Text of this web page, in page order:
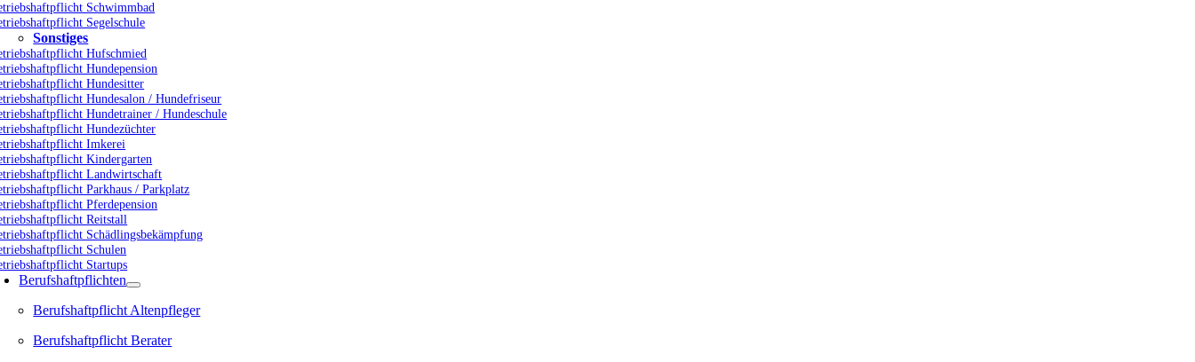
Schwimmbad
Segelschule
Sonstiges
Hufschmied
Hundepension
Hundesitter
Hundesalon / Hundefriseur
Hundetrainer / Hundeschule
Hundezüchter
Imkerei
Kindergarten
Landwirtschaft
Parkhaus / Parkplatz
Pferdepension
Reitstall
Schädlingsbekämpfung
Schulen
Startups
Berufshaftpflichten
Berufshaftpflicht Altenpfleger
Berufshaftpflicht Berater